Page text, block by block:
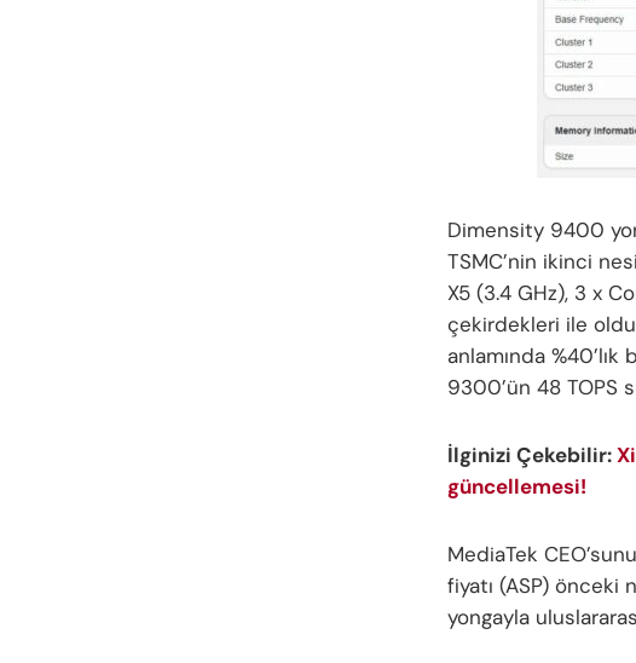
Dimensity 9400
TSMC’nin ikinci
X5 (3.4 GHz), 3 x
çekirdekleri ile
anlamında
9300’ün 48 TOPS
İlginizi Çekebilir:
güncellemesi!
MediaTek
fiyatı (ASP) önceki
yongayla